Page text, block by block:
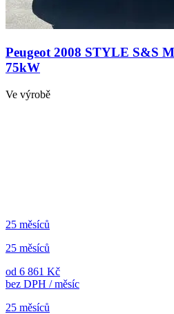
Peugeot 2008 STYLE S&S
75kW
Ve výrobě
25 měsíců
25 měsíců
od 6 861 Kč
bez DPH / měsíc
25 měsíců